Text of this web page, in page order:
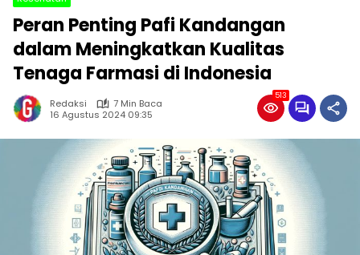
Peran Penting Pafi Kandangan
dalam Meningkatkan Kualitas
Tenaga Farmasi di Indonesia
Redaksi
7 Min Baca
16 Agustus 2024 09:35
513